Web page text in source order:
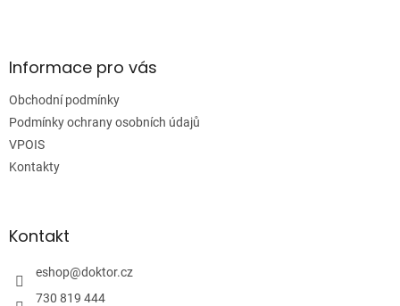
aInformace pro vás
Obchodní podmínky
Podmínky ochrany osobních údajů
VPOIS
Kontakty
Kontakt
eshop@doktor.cz
730 819 444